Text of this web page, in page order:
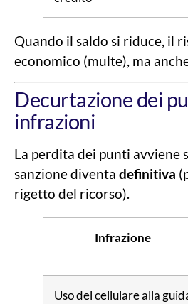
Quando il saldo si riduce, il
economico (multe), ma
Decurtazione dei
infrazioni
La perdita dei punti avviene
sanzione diventa definitiva
rigetto del ricorso).
Infrazione
Uso del cellulare alla